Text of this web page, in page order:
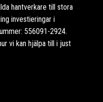
hantverkare till stora
investieringar i
556091-2924.
vi kan hjälpa till i just